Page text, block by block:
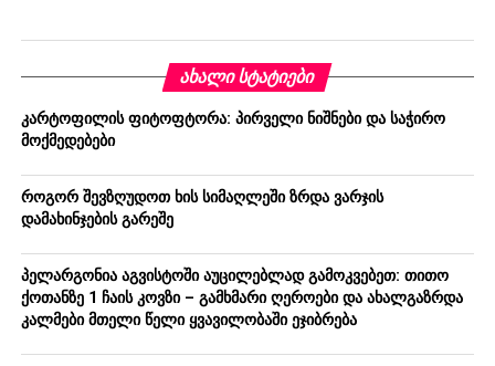
ᲐᲮᲐᲚᲘ ᲡᲢᲐᲢᲘᲔᲑᲘ
კარტოფილის ფიტოფტორა: პირველი ნიშნები და საჭირო
მოქმედებები
როგორ შევზღუდოთ ხის სიმაღლეში ზრდა ვარჯის
დამახინჯების გარეშე
პელარგონია აგვისტოში აუცილებლად გამოკვებეთ: თითო
ქოთანზე 1 ჩაის კოვზი – გამხმარი ღეროები და ახალგაზრდა
კალმები მთელი წელი ყვავილობაში ეჯიბრება